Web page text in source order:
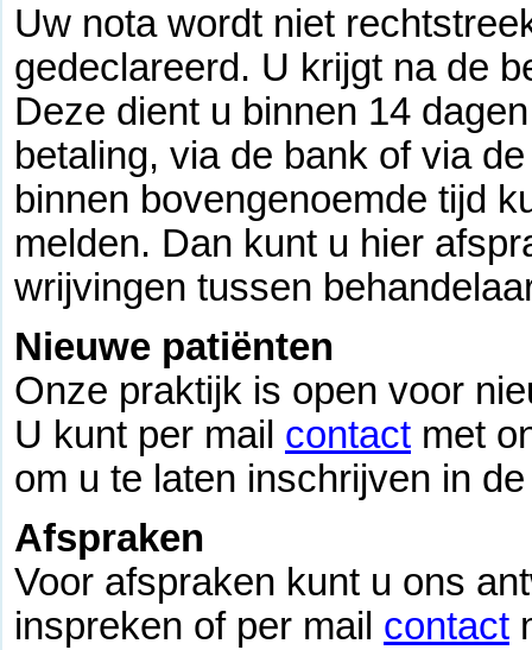
Uw nota wordt niet
gedeclareerd. U krijgt na de
Deze dient u binnen 14
betaling, via de bank of via
binnen bovengenoemde tijd
melden. Dan kunt u hier
wrijvingen tussen
Nieuwe patiënten
Onze praktijk is open voor
U kunt per mail contact met
om u te laten inschrijven in
Afspraken
Voor afspraken kunt u ons
inspreken of per mail contact